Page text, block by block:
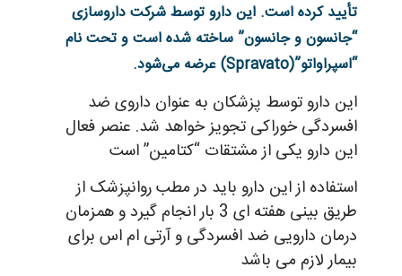
تأیید کرده است. این دارو توسط شرکت داروسازی
“جانسون و جانسون” ساخته شده است و تحت نام
“اسپراواتو”(Spravato) عرضه می‌شود.
این دارو توسط پزشکان به عنوان داروی ضد
افسردگی خوراکی تجویز خواهد شد. عنصر فعال
این دارو یکی از مشتقات “کتامین” است
استفاده از این دارو باید در مطب روانپزشک از
طریق بینی هفته ای 3 بار انجام گیرد و همزمان
درمان دارویی ضد افسردگی و آرتی ام اس برای
بیمار لازم می باشد